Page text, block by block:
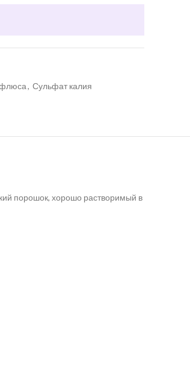
, Сульфат калия
порошок, хорошо растворимый в